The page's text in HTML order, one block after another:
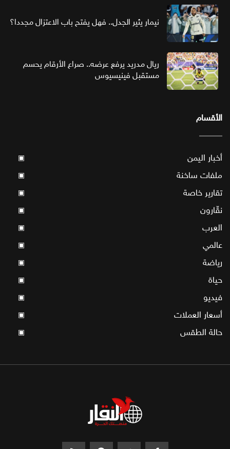
نيمار يثير الجدل.. فهل يفتح باب الاعتزال مجددا؟
ريال مدريد يرفع عرضه.. صراع الأرقام يحسم
مستقبل فينيسيوس
الأقسام
أخبار اليمن ▣
ملفات ساخنة ▣
تقارير خاصة ▣
نقّارون ▣
العرب ▣
عالمي ▣
رياضة ▣
حياة ▣
فيديو ▣
أسعار العملات ▣
حالة الطقس ▣